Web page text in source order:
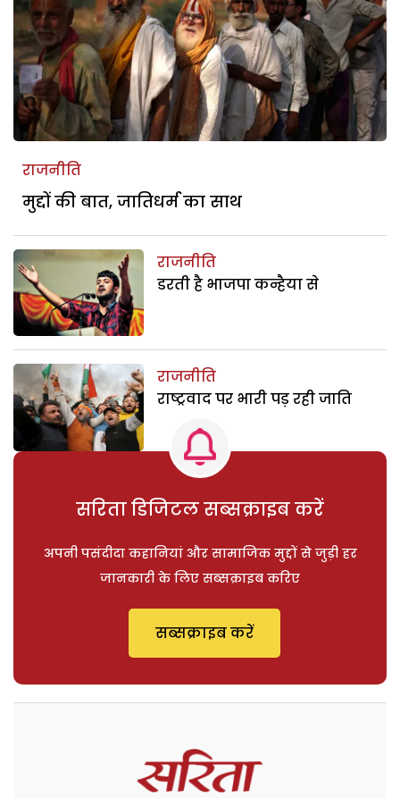
राजनीति
मुद्दों की बात, जातिधर्म का साथ
राजनीति
डरती है भाजपा कन्हैया से
राजनीति
राष्ट्रवाद पर भारी पड़ रही जाति
सरिता डिजिटल सब्सक्राइब करें
अपनी पसंदीदा कहानियां और सामाजिक मुद्दों से जुड़ी हर
जानकारी के लिए सब्सक्राइब करिए
सब्सक्राइब करें